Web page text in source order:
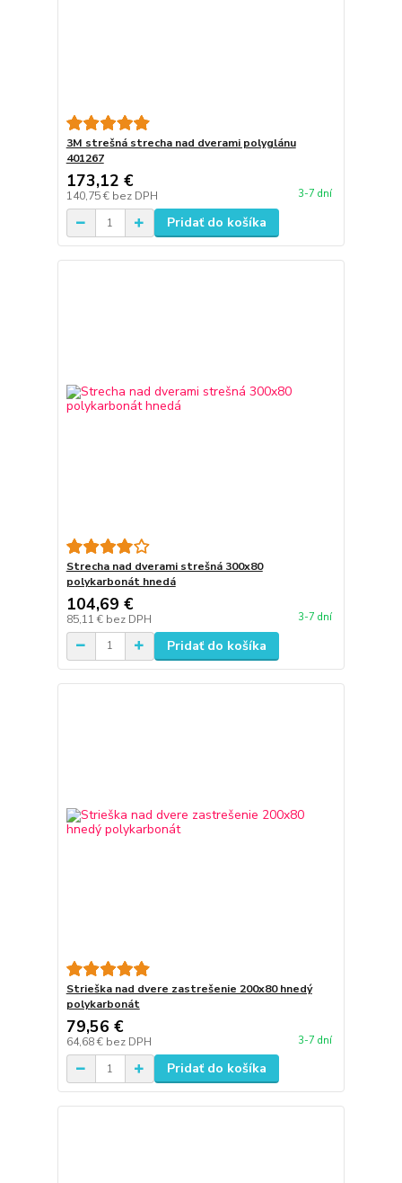
3M strešná strecha nad dverami polyglánu
401267
173,12 €
140,75 € bez DPH 3-7 dní
Pridať do košíka
Strecha nad dverami strešná 300x80
polykarbonát hnedá
104,69 €
85,11 € bez DPH 3-7 dní
Pridať do košíka
Strieška nad dvere zastrešenie 200x80 hnedý
polykarbonát
79,56 €
64,68 € bez DPH 3-7 dní
Pridať do košíka